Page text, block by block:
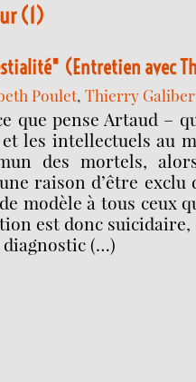
(1)
(Entretien avec
Poulet,Thierry
que pense Artaud –
les intellectuels au
des mortels,
raison d’être exclu
modèle à tous ceux
est donc suicidaire,
diagnostic (…)